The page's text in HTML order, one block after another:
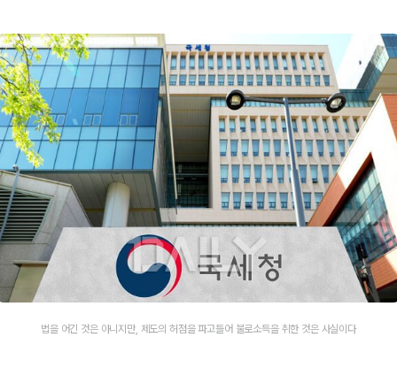
법을 어긴 것은 아니지만, 제도의 허점을 파고들어 불로소득을 취한 것은 사실이다